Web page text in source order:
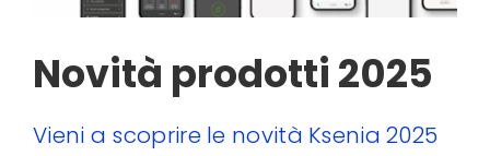
Novità prodotti 2025
Vieni a scoprire le novità Ksenia 2025